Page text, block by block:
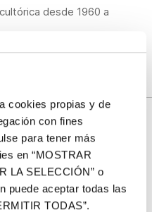
cookies propias y de
con fines
para tener más
en “MOSTRAR
LA SELECCIÓN” o
puede aceptar todas las
TODAS”.
desde 1960 a
estadísticas, marketing